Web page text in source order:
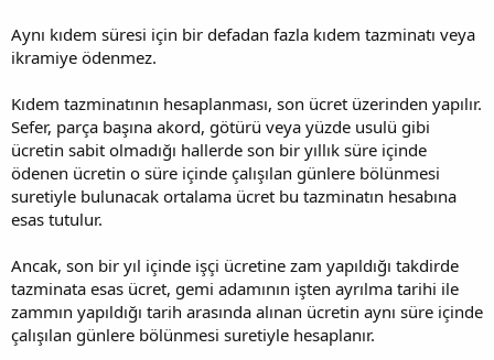
Aynı kıdem süresi için bir defadan fazla kıdem tazminatı veya
ikramiye ödenmez.
Kıdem tazminatının hesaplanması, son ücret üzerinden yapılır.
Sefer, parça başına akord, götürü veya yüzde usulü gibi
ücretin sabit olmadığı hallerde son bir yıllık süre içinde
ödenen ücretin o süre içinde çalışılan günlere bölünmesi
suretiyle bulunacak ortalama ücret bu tazminatın hesabına
esas tutulur.
Ancak, son bir yıl içinde işçi ücretine zam yapıldığı takdirde
tazminata esas ücret, gemi adamının işten ayrılma tarihi ile
zammın yapıldığı tarih arasında alınan ücretin aynı süre içinde
çalışılan günlere bölünmesi suretiyle hesaplanır.